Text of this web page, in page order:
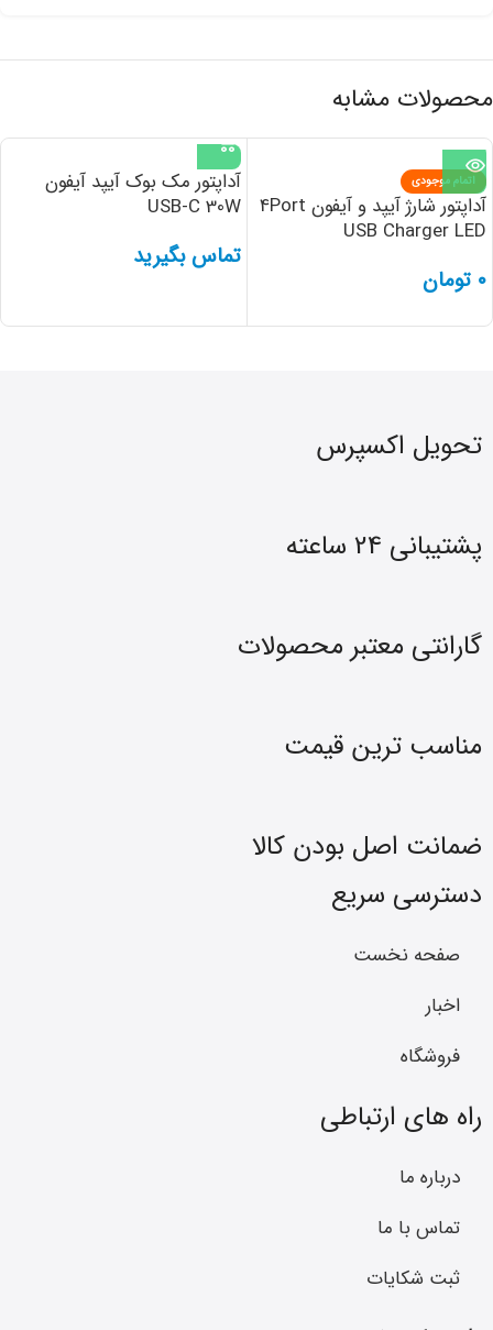
محصولات مشابه
اتمام موجودی
آداپتور شارژ آیپد و آیفون 4Port
USB Charger LED
۰ تومان
آداپتور مک بوک آیپد آیفون
USB-C 30W
تماس بگیرید
تحویل اکسپرس
پشتیبانی 24 ساعته
گارانتی معتبر محصولات
مناسب ترین قیمت
ضمانت اصل بودن کالا
دسترسی سریع
صفحه نخست
اخبار
فروشگاه
راه های ارتباطی
درباره ما
تماس با ما
ثبت شکایات